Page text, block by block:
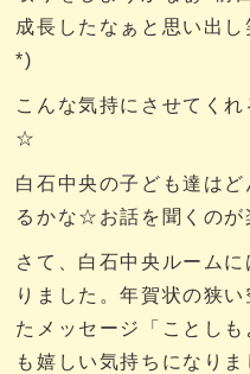
成長したなぁと思い出し
*)
こんな気持にさせてく
☆
白石中央の子ども達は
るかな☆お話を聞くのが
さて、白石中央ルーム
りました。年賀状の狭
たメッセージ「ことし
も嬉しい気持ちになり